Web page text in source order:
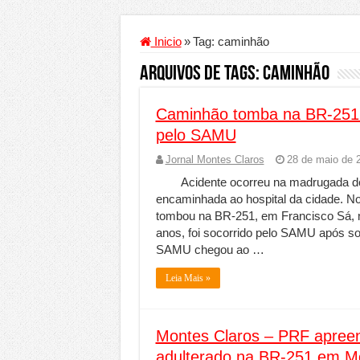
Criador de Sites ou VPS:
Conheça a melhor
Segurança digital se
Comércio Interativo
PF e Emissoras Apertam
De economista a
Marcenaria sob medida:
Do estudo à aprovação:
Tomada de decisão
Qualidade do produto e
O Crescimento da
Inicio » Tag: caminhão
Arquivos de Tags:caminhão
Caminhão tomba na BR-
pelo SAMU
Jornal Montes Claros 28 de maio de
Acidente ocorreu na madrugada
encaminhada ao hospital da cidade.
tombou na BR-251, em Francisco Sá,
anos, foi socorrido pelo SAMU após
SAMU chegou ao …
Leia Mais »
Montes Claros – PRF